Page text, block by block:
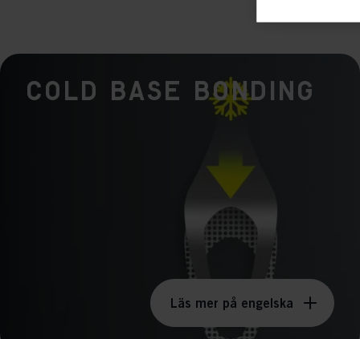
Cold Base Bonding
Läs mer på engelska